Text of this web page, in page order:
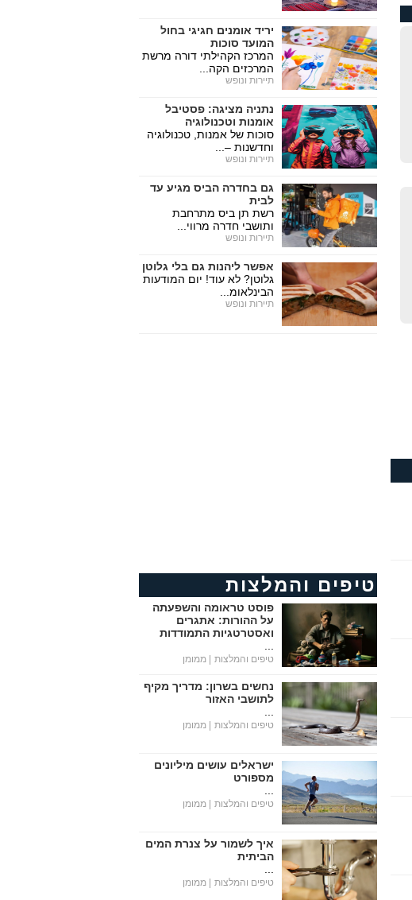
יריד אומנים חגיגי בחול
המועד סוכות
המרכז הקהילתי דורה מרשת
המרכזים הקה...
תיירות ונופש
נתניה מציגה: פסטיבל
אומנות וטכנולוגיה
סוכות של אמנות, טכנולוגיה
וחדשנות –...
תיירות ונופש
גם בחדרה הביס מגיע עד
לבית
רשת תן ביס מתרחבת
ותושבי חדרה מרווי...
תיירות ונופש
אפשר ליהנות גם בלי גלוטן
גלוטן? לא עוד! יום המודעות
הבינלאומ...
תיירות ונופש
טיפים והמלצות
פוסט טראומה והשפעתה
על ההורות: אתגרים
ואסטרטגיות התמודדות
טיפים והמלצות | ממומן
נחשים בשרון: מדריך מקיף
לתושבי האזור
טיפים והמלצות | ממומן
ישראלים עושים מיליונים
מספורט
טיפים והמלצות | ממומן
איך לשמור על צנרת המים
הביתית
טיפים והמלצות | ממומן